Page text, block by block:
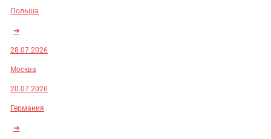
Польша
➜
28.07.2026
Москва
20.07.2026
Германия
➜